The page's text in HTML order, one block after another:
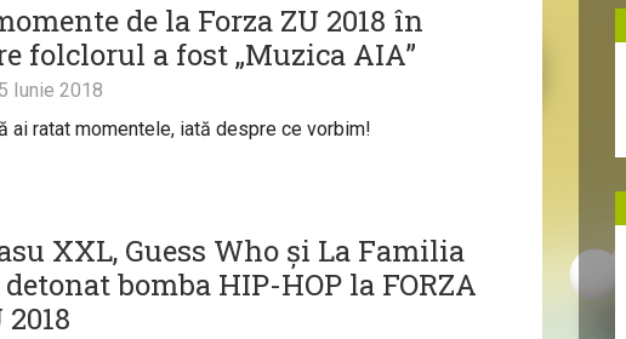
de la Forza ZU 2018 în
folclorul a fost „Muzica AIA”
Iunie 2018
ai ratat momentele, iată despre ce vorbim!
XXL, Guess Who și La Familia
bomba HIP-HOP la FORZA
2018